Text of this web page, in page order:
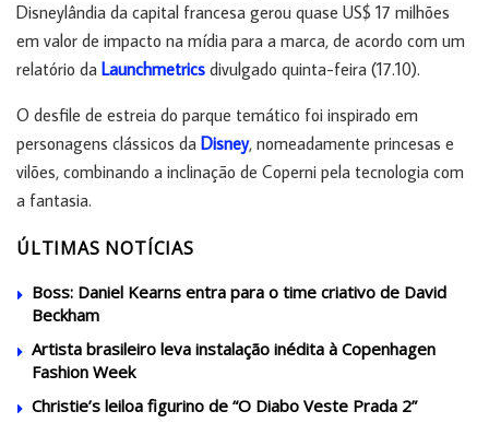
Disneylândia da capital francesa gerou quase US$ 17 milhões
em valor de impacto na mídia para a marca, de acordo com um
relatório da Launchmetrics divulgado quinta-feira (17.10).
O desfile de estreia do parque temático foi inspirado em
personagens clássicos da Disney, nomeadamente princesas e
vilões, combinando a inclinação de Coperni pela tecnologia com
a fantasia.
ÚLTIMAS NOTÍCIAS
Boss: Daniel Kearns entra para o time criativo de David
Beckham
Artista brasileiro leva instalação inédita à Copenhagen
Fashion Week
Christie’s leiloa figurino de “O Diabo Veste Prada 2”